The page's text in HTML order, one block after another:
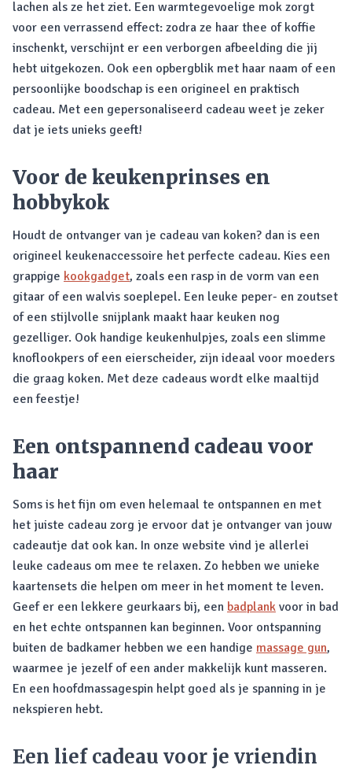
lachen als ze het ziet. Een warmtegevoelige mok zorgt
voor een verrassend effect: zodra ze haar thee of koffie
inschenkt, verschijnt er een verborgen afbeelding die jij
hebt uitgekozen. Ook een opbergblik met haar naam of een
persoonlijke boodschap is een origineel en praktisch
cadeau. Met een gepersonaliseerd cadeau weet je zeker
dat je iets unieks geeft!
Voor de keukenprinses en
hobbykok
Houdt de ontvanger van je cadeau van koken? dan is een
origineel keukenaccessoire het perfecte cadeau. Kies een
grappige kookgadget, zoals een rasp in de vorm van een
gitaar of een walvis soeplepel. Een leuke peper- en zoutset
of een stijlvolle snijplank maakt haar keuken nog
gezelliger. Ook handige keukenhulpjes, zoals een slimme
knoflookpers of een eierscheider, zijn ideaal voor moeders
die graag koken. Met deze cadeaus wordt elke maaltijd
een feestje!
Een ontspannend cadeau voor
haar
Soms is het fijn om even helemaal te ontspannen en met
het juiste cadeau zorg je ervoor dat je ontvanger van jouw
cadeautje dat ook kan. In onze website vind je allerlei
leuke cadeaus om mee te relaxen. Zo hebben we unieke
kaartensets die helpen om meer in het moment te leven.
Geef er een lekkere geurkaars bij, een badplank voor in bad
en het echte ontspannen kan beginnen. Voor ontspanning
buiten de badkamer hebben we een handige massage gun,
waarmee je jezelf of een ander makkelijk kunt masseren.
En een hoofdmassagespin helpt goed als je spanning in je
nekspieren hebt.
Een lief cadeau voor je vriendin